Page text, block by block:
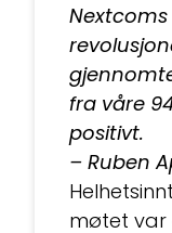
fra våre
positivt.
– Ruben
møtet var